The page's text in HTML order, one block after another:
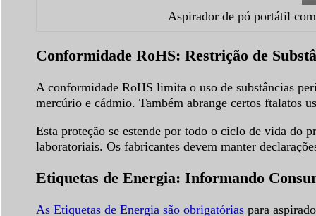
Aspirador de pó portátil
Conformidade RoHS: Restrição de
A conformidade RoHS limita o uso de substâncias
mercúrio e cádmio. Também abrange certos ftalatos
Esta proteção se estende por todo o ciclo de vida do
laboratoriais. Os fabricantes devem manter
Etiquetas de Energia: Informando
As Etiquetas de Energia são obrigatóriaspara